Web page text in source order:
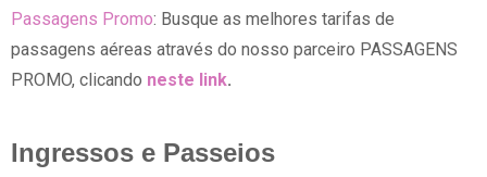
Passagens Promo: Busque as melhores tarifas de
passagens aéreas através do nosso parceiro PASSAGENS
PROMO, clicando neste link.
Ingressos e Passeios